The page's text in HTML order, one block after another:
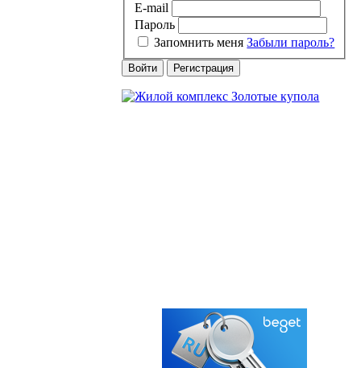
E-mail
Пароль
Запомнить меня Забыли пароль?
Войти Регистрация